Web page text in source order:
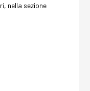
nella sezione